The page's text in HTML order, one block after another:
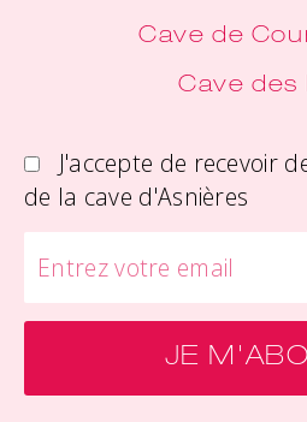
Cave de
Cave des
J'accepte de recevoir
de la cave d'Asnières
JE